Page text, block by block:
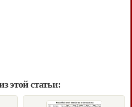
этой статьи: